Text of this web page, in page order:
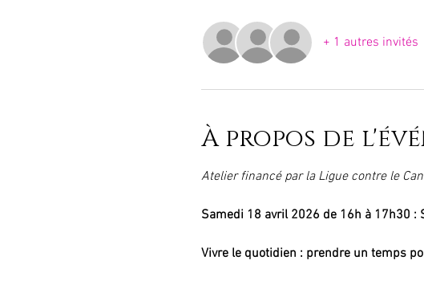
+ 1 autres invités
À propos de
Atelier financé par la Ligue contre le
Samedi 18 avril 2026 de 16h à 17h30 :
Vivre le quotidien : prendre un temps